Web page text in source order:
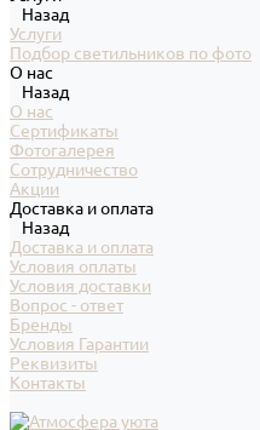
Назад
Услуги
Подбор светильников по фото
О нас
Назад
О нас
Сертификаты
Фотогалерея
Сотрудничество
Акции
Доставка и оплата
Назад
Доставка и оплата
Условия оплаты
Условия доставки
Вопрос - ответ
Бренды
Условия Гарантии
Реквизиты
Контакты